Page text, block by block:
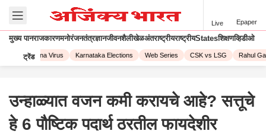
Live Epaper
मुख्य पानराजकारणमनोरंजनतंत्रज्ञानजीवनशैलीखेळअंतराष्ट्रीयराष्ट्रीयStatesशिक्षणव्हिडीओ
ट्रेंड
Corona Virus Karnataka Elections Web Series CSK vs LSG Rahul
उन्हाळ्यात वजन कमी करायचे आहे? सत्तूचे
हे 6 पौष्टिक पदार्थ ठरतील फायदेशीर